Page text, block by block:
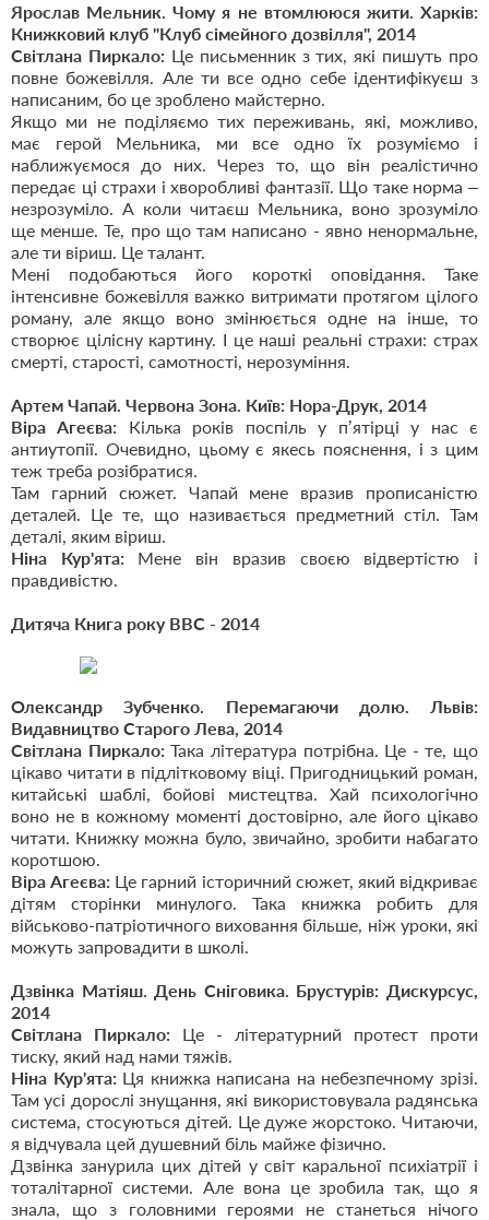
Ярослав Мельник. Чому я не втомлююся жити. Харків:
Книжковий клуб "Клуб сімейного дозвілля", 2014
Світлана Пиркало: Це письменник з тих, які пишуть про
повне божевілля. Але ти все одно себе ідентифікуєш з
написаним, бо це зроблено майстерно.
Якщо ми не поділяємо тих переживань, які, можливо,
має герой Мельника, ми все одно їх розуміємо і
наближуємося до них. Через то, що він реалістично
передає ці страхи і хворобливі фантазії. Що таке норма –
незрозуміло. А коли читаєш Мельника, воно зрозуміло
ще менше. Те, про що там написано - явно ненормальне,
але ти віриш. Це талант.
Мені подобаються його короткі оповідання. Таке
інтенсивне божевілля важко витримати протягом цілого
роману, але якщо воно змінюється одне на інше, то
створює цілісну картину. І це наші реальні страхи: страх
смерті, старості, самотності, нерозуміння.
Артем Чапай. Червона Зона. Київ: Нора-Друк, 2014
Віра Агеєва:
Кілька років поспіль у п’ятірці у нас є
антиутопії. Очевидно, цьому є якесь пояснення, і з цим
теж треба розібратися.
Там гарний сюжет. Чапай мене вразив прописаністю
деталей. Це те, що називається предметний стіл. Там
деталі, яким віриш.
Ніна Кур'ята:
Мене він вразив своєю відвертістю і
правдивістю.
Дитяча Книга року ВВС - 2014
Олександр Зубченко. Перемагаючи долю. Львів:
Видавництво Старого Лева, 2014
Світлана Пиркало: Така література потрібна. Це - те, що
цікаво читати в підлітковому віці. Пригодницький роман,
китайські шаблі, бойові мистецтва. Хай психологічно
воно не в кожному моменті достовірно, але його цікаво
читати. Книжку можна було, звичайно, зробити набагато
коротшою.
Віра Агеєва: Це гарний історичний сюжет, який відкриває
дітям сторінки минулого. Така книжка робить для
військово-патріотичного виховання більше, ніж уроки, які
можуть запровадити в школі.
Дзвінка Матіяш. День Сніговика. Брустурів: Дискурсус,
2014
Світлана Пиркало:
Це - літературний протест проти
тиску, який над нами тяжів.
Ніна Кур'ята: Ця книжка написана на небезпечному зрізі.
Там усі дорослі знущання, які використовувала радянська
система, стосуються дітей. Це дуже жорстоко. Читаючи,
я відчувала цей душевний біль майже фізично.
Дзвінка занурила цих дітей у світ каральної психіатрії і
тоталітарної системи. Але вона це зробила так, що я
знала, що з головними героями не станеться нічого